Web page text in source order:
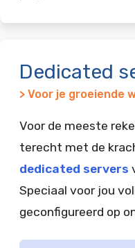
Dedicated
> Voor je groeiende
Voor de meeste
terecht met de
dedicated servers
Speciaal voor jou
geconfigureerd op